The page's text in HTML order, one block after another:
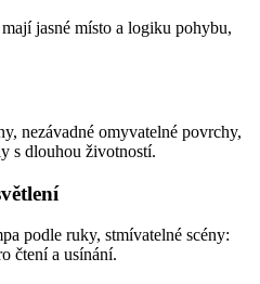
jasné místo a logiku pohybu,
nezávadné omyvatelné povrchy,
s dlouhou životností.
podle ruky, stmívatelné scény:
čtení a usínání.